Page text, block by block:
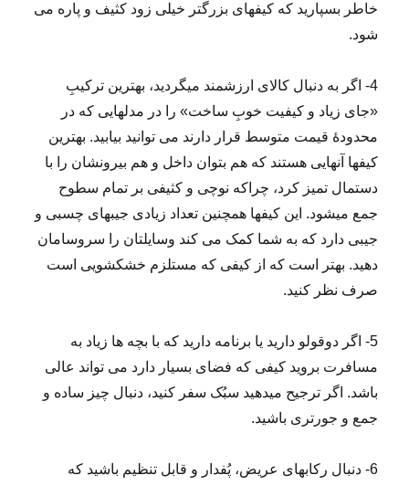
خاطر بسپارید که کیف­های بزرگتر خیلی زود کثیف و پاره می
­شود.
4- اگر به دنبال کالای ارزشمند می­گردید، بهترین ترکیبِ
«جای زیاد و کیفیت خوبِ ساخت» را در مدل­هایی که در
محدودۀ قیمت متوسط قرار دارند می ­توانید بیابید. بهترین
کیف­ها آن­هایی هستند که هم بتوان داخل و هم بیرونشان را با
دستمال تمیز کرد، چراکه نوچی و کثیفی بر تمام سطوح
جمع می­شود. این کیف­ها همچنین تعداد زیادی جیب­های چسبی و
جیبی دارد که به شما کمک می­ کند وسایلتان را سروسامان
دهید. بهتر است که از کیفی که مستلزم خشک­شویی است
صرف نظر کنید.
5- اگر دوقولو دارید یا برنامه دارید که با بچه­ ها زیاد به
مسافرت بروید کیفی که فضای بسیار دارد می­ تواند عالی
باشد. اگر ترجیح می­دهید سبُک سفر کنید، دنبال چیز ساده و
جمع و جورتری باشید.
6- دنبال رکاب­های عریض، پُف­دار و قابل تنظیم باشید که